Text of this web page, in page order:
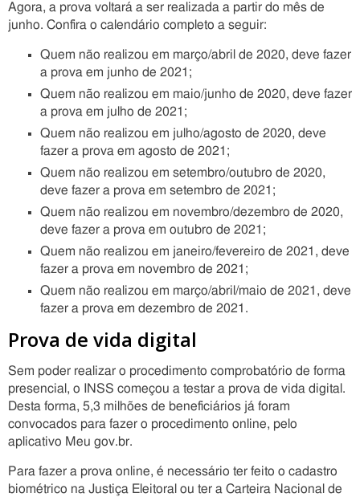
Agora, a prova voltará a ser realizada a partir do mês de
junho. Confira o calendário completo a seguir:
Quem não realizou em março/abril de 2020, deve fazer
a prova em junho de 2021;
Quem não realizou em maio/junho de 2020, deve fazer
a prova em julho de 2021;
Quem não realizou em julho/agosto de 2020, deve
fazer a prova em agosto de 2021;
Quem não realizou em setembro/outubro de 2020,
deve fazer a prova em setembro de 2021;
Quem não realizou em novembro/dezembro de 2020,
deve fazer a prova em outubro de 2021;
Quem não realizou em janeiro/fevereiro de 2021, deve
fazer a prova em novembro de 2021;
Quem não realizou em março/abril/maio de 2021, deve
fazer a prova em dezembro de 2021.
Prova de vida digital
Sem poder realizar o procedimento comprobatório de forma
presencial, o INSS começou a testar a prova de vida digital.
Desta forma, 5,3 milhões de beneficiários já foram
convocados para fazer o procedimento online, pelo
aplicativo Meu gov.br.
Para fazer a prova online, é necessário ter feito o cadastro
biométrico na Justiça Eleitoral ou ter a Carteira Nacional de